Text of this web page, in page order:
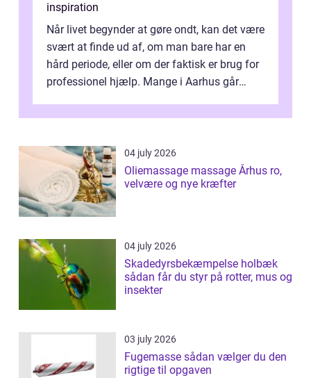
inspiration
Når livet begynder at gøre ondt, kan det være
svært at finde ud af, om man bare har en
hård periode, eller om der faktisk er brug for
professionel hjælp. Mange i Aarhus går
04 july 2026
Oliemassage massage Århus ro,
velvære og nye kræfter
04 july 2026
Skadedyrsbekæmpelse holbæk
sådan får du styr på rotter, mus og
insekter
03 july 2026
Fugemasse sådan vælger du den
rigtige til opgaven